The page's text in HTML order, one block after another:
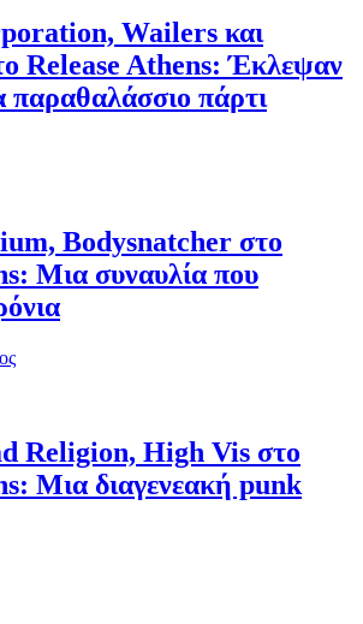
Wailers και
Release Athens: Έκλεψαν
παραθαλάσσιο πάρτι
Bodysnatcher στο
Μια συναυλία που
Religion, High Vis στο
Μια διαγενεακή punk